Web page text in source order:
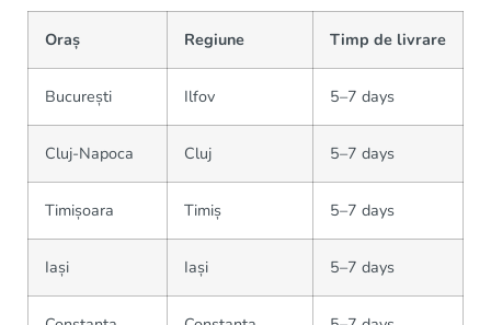
Oraș Regiune Timp de livrare
București Ilfov 5–7 days
Cluj-Napoca Cluj 5–7 days
Timișoara Timiș 5–7 days
Iași Iași 5–7 days